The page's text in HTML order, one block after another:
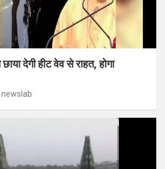
देगी हीट वेव से राहत, होगा
newslab